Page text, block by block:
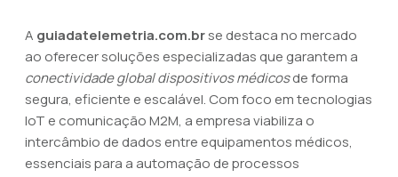
A guiadatelemetria.com.brse destaca no mercado
ao oferecer soluções especializadas que garantem a
conectividade global dispositivos médicosde forma
segura, eficiente e escalável. Com foco em tecnologias
IoT e comunicação M2M, a empresa viabiliza o
intercâmbio de dados entre equipamentos médicos,
essenciais para a automação de processos